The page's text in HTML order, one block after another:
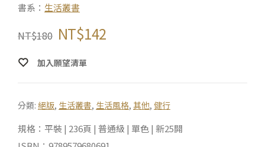
書系： 生活叢書
NT$180 NT$142
加入願望清單
分類: 絕版, 生活叢書, 生活風格, 其他, 健行
規格：平裝 | 236頁 | 普通級 | 單色 | 新25開